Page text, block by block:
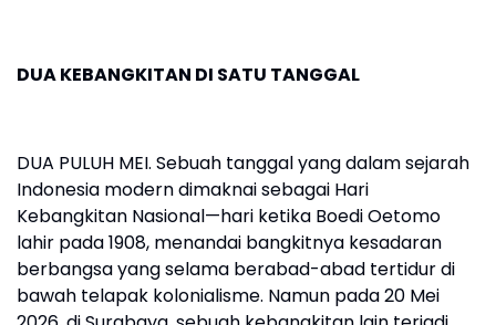
DUA KEBANGKITAN DI SATU TANGGAL
DUA PULUH MEI. Sebuah tanggal yang dalam sejarah
Indonesia modern dimaknai sebagai Hari
Kebangkitan Nasional—hari ketika Boedi Oetomo
lahir pada 1908, menandai bangkitnya kesadaran
berbangsa yang selama berabad-abad tertidur di
bawah telapak kolonialisme. Namun pada 20 Mei